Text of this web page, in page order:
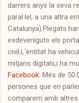
darrers anys la seva
paral·lel, a una altra
Catalunya).Plegats
esdeveniguts els
civil.L'entitat ha
mitjans digitals,i ha
Facebook: Més de
persones que en
comparem amb